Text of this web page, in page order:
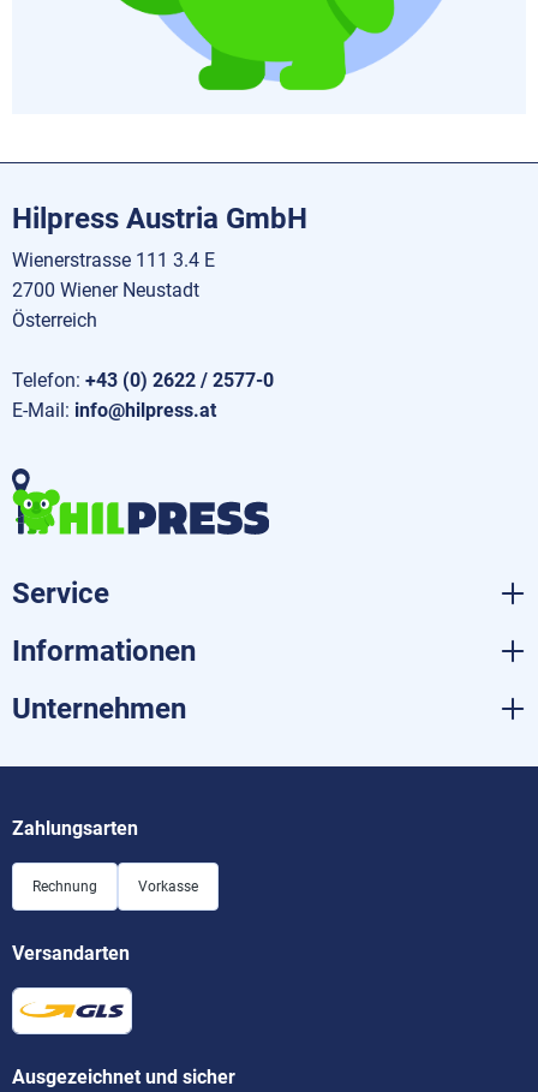
Hilpress Austria GmbH
Wienerstrasse 111 3.4 E
2700 Wiener Neustadt
Österreich
Telefon: +43 (0) 2622 / 2577-0
E-Mail: info@hilpress.at
Service
Informationen
Unternehmen
Zahlungsarten
Rechnung Vorkasse
Versandarten
Ausgezeichnet und sicher